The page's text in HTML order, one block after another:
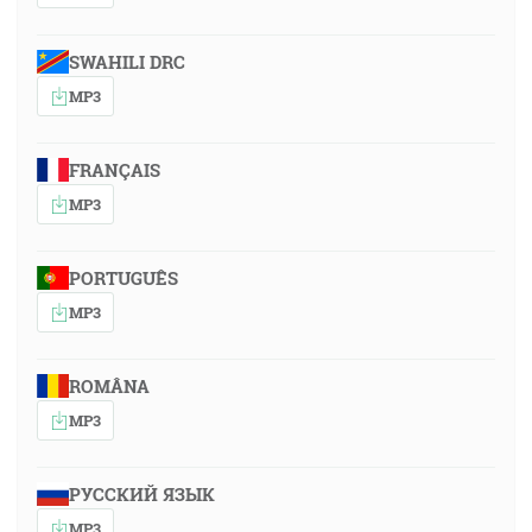
SWAHILI DRC
MP3
FRANÇAIS
MP3
PORTUGUÊS
MP3
ROMÂNA
MP3
РУССКИЙ ЯЗЫК